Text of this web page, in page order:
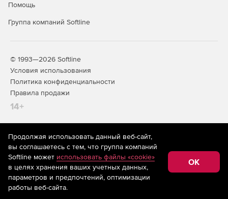
Помощь
Группа компаний Softline
© 1993—2026 Softline
Условия использования
Политика конфиденциальности
Правила продажи
14+
На информационном ресурсе store.softline.ru применяются
рекомендательные технологии(информационные технологии
предоставления информации на основе сбора,
систематизации и анализа сведений, относящихся к
предпочтениям пользователей сети «Интернет»,
находящихся на территории Российской Федерации)
Продолжая использовать данный веб-сайт,
вы соглашаетесь с тем, что группа компаний
Softline может использовать файлы «cookie»
в целях хранения ваших учетных данных,
параметров и предпочтений, оптимизации
работы веб-сайта.
OK